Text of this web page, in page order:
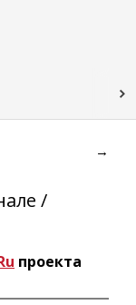
→
/
проекта